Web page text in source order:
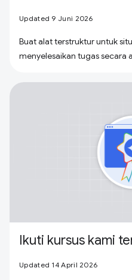
Updated 9 Juni 2026
Buat alat terstruktur untuk
menyelesaikan tugas secara
Ikuti kursus kami
Updated 14 April 2026